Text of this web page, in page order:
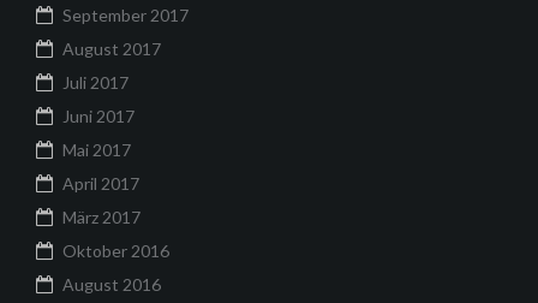
September 2017
August 2017
Juli 2017
Juni 2017
Mai 2017
April 2017
März 2017
Oktober 2016
August 2016